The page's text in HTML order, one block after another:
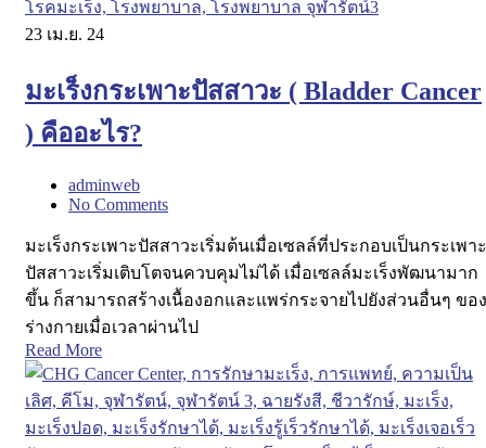
23 เม.ย. 24
มะเร็งกระเพาะปัสสาวะ ( Bladder Cancer
) คืออะไร?
adminweb
No Comments
มะเร็งกระเพาะปัสสาวะเริ่มต้นเมื่อเซลล์ที่ประกอบเป็นกระเพาะ
ปัสสาวะเริ่มเติบโตจนควบคุมไม่ได้ เมื่อเซลล์มะเร็งพัฒนามาก
ขึ้น ก็สามารถสร้างเนื้องอกและแพร่กระจายไปยังส่วนอื่นๆ ของ
ร่างกายเมื่อเวลาผ่านไป
Read More